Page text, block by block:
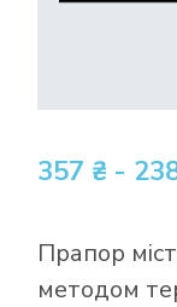
357 ₴ -
Прапор
методом